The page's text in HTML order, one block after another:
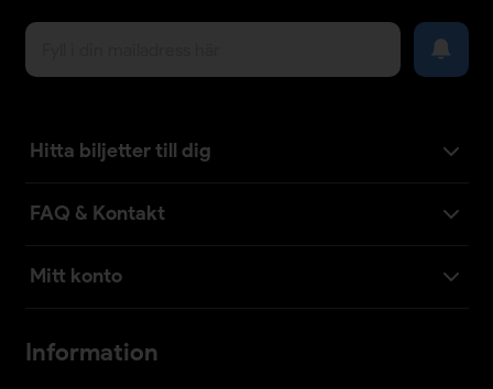
Hitta biljetter till dig
FAQ & Kontakt
Mitt konto
Information